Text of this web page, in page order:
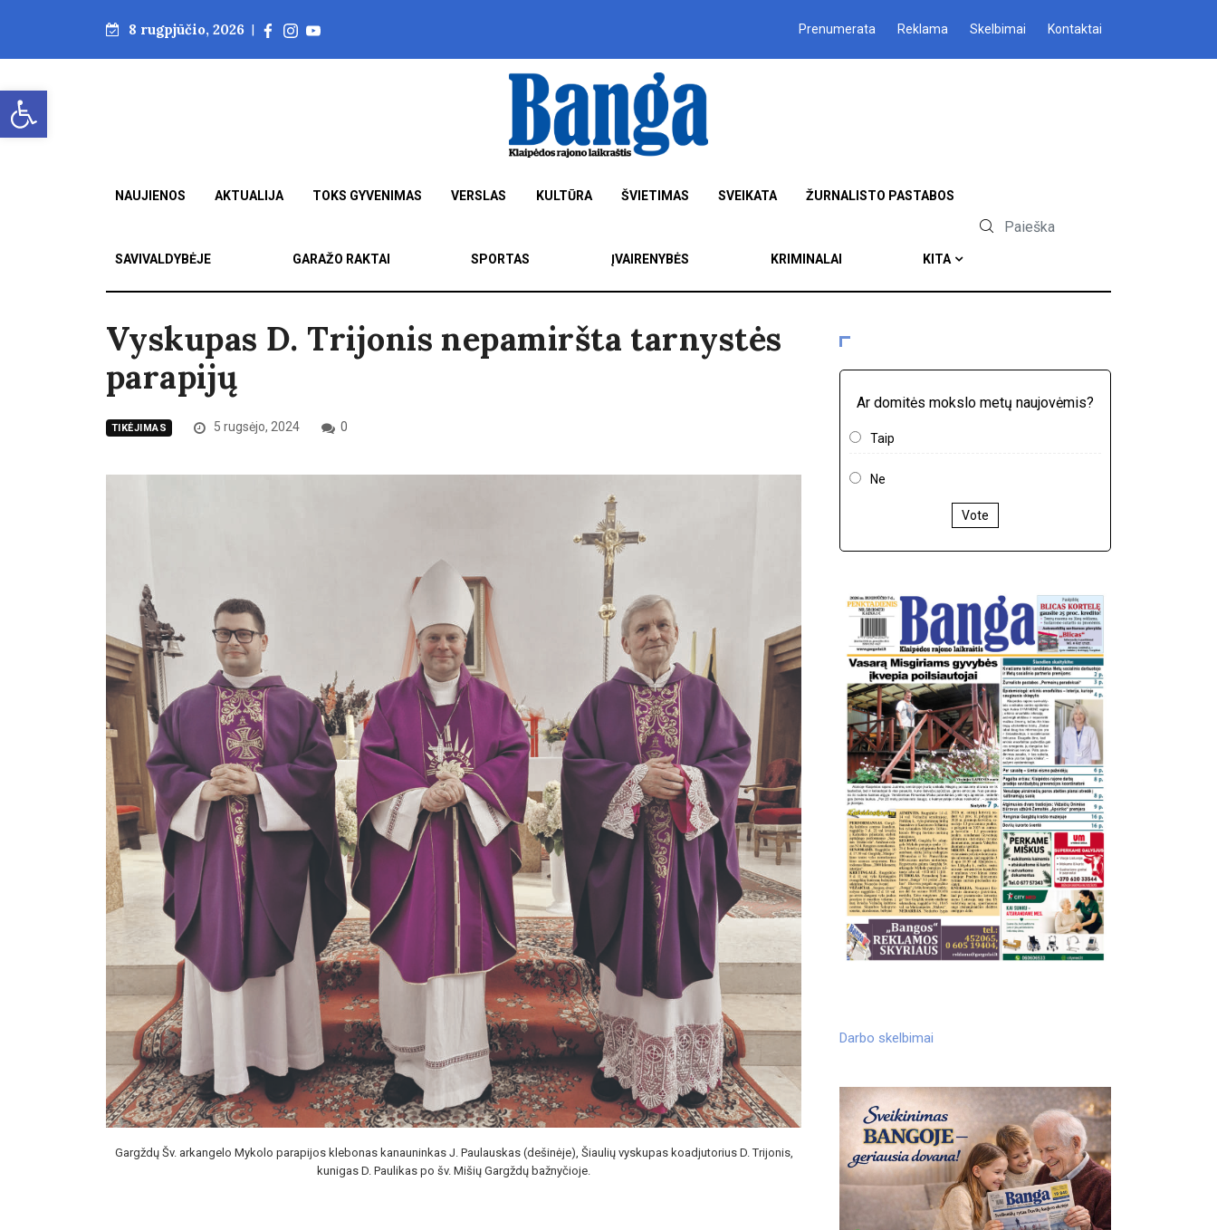
Open toolbar
8 rugpjūčio, 2026 | Prenumerata Reklama Skelbimai Kontaktai
NAUJIENOS AKTUALIJA TOKS GYVENIMAS VERSLAS KULTŪRA ŠVIETIMAS SVEIKATA ŽURNALISTO PASTABOS
SAVIVALDYBĖJE GARAŽO RAKTAI SPORTAS ĮVAIRENYBĖS KRIMINALAI KITA
Vyskupas D. Trijonis nepamiršta tarnystės
parapijų
TIKĖJIMAS 5 rugsėjo, 2024 0
Gargždų Šv. arkangelo Mykolo parapijos klebonas kanauninkas J. Paulauskas (dešinėje), Šiaulių vyskupas koadjutorius D. Trijonis,
kunigas D. Paulikas po šv. Mišių Gargždų bažnyčioje.
Ar domitės mokslo metų naujovėmis?
Taip
Ne
Vote
Darbo skelbimai